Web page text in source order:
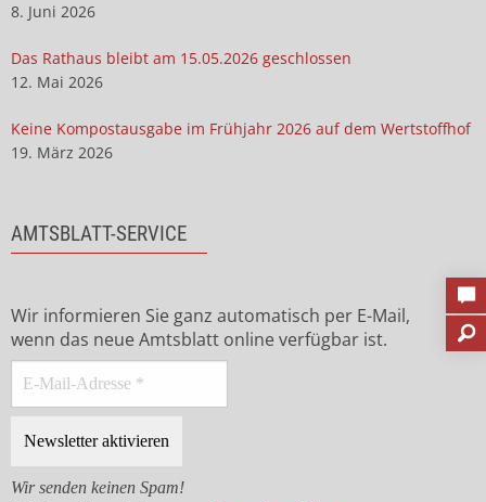
8. Juni 2026
Das Rathaus bleibt am 15.05.2026 geschlossen
12. Mai 2026
Keine Kompostausgabe im Frühjahr 2026 auf dem Wertstoffhof
19. März 2026
AMTSBLATT-SERVICE
Wir informieren Sie ganz automatisch per E-Mail,
wenn das neue Amtsblatt online verfügbar ist.
Wir senden keinen Spam!